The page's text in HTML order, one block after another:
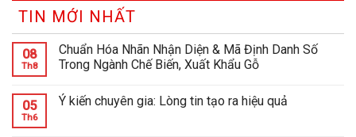
TIN MỚI NHẤT
08
Th8
Chuẩn Hóa Nhãn Nhận Diện & Mã Định Danh Số
Trong Ngành Chế Biến, Xuất Khẩu Gỗ
05
Th6
Ý kiến chuyên gia: Lòng tin tạo ra hiệu quả